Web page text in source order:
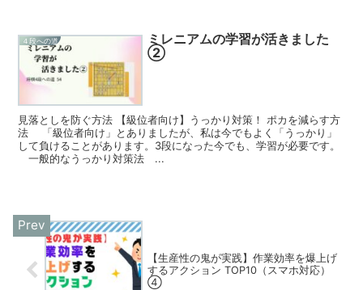
４段への道
ミレニアムの学習が活きました
②
見落としを防ぐ方法 【級位者向け】うっかり対策！ ポカを減らす方
法 「級位者向け」とありましたが、私は今でもよく「うっかり」
して負けることがあります。3段になった今でも、学習が必要です。
一般的なうっかり対策法 ...
【生産性の鬼が実践】作業効率を爆上げ
するアクション TOP10（スマホ対応）
④